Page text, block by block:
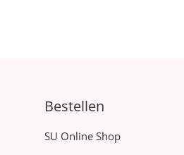
Bestellen
SU Online Shop